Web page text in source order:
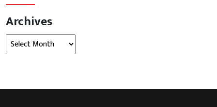
Archives
Archives